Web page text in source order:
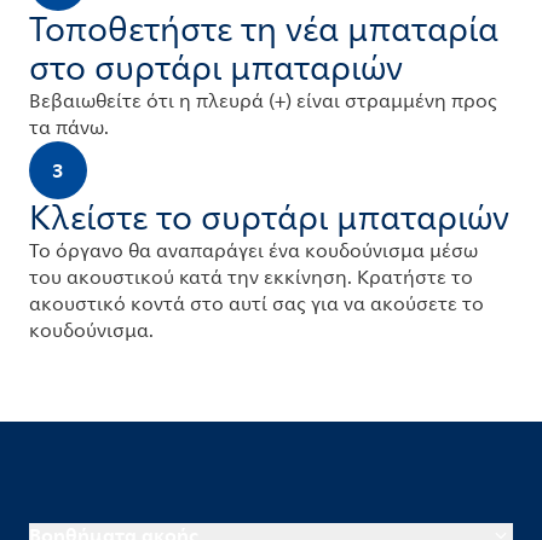
Τοποθετήστε τη νέα μπαταρία
στο συρτάρι μπαταριών
Βεβαιωθείτε ότι η πλευρά (+) είναι στραμμένη προς
τα πάνω.
3
Κλείστε το συρτάρι μπαταριών
Το όργανο θα αναπαράγει ένα κουδούνισμα μέσω
του ακουστικού κατά την εκκίνηση. Κρατήστε το
ακουστικό κοντά στο αυτί σας για να ακούσετε το
κουδούνισμα.